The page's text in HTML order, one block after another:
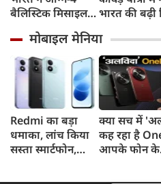
बैलिस्टिक मिसाइल
किया, 4,000 KM
तक मारक क्षमता
भारत की बढ़ी
कई स्टेशनों
तक बढ़ी
संख्या
मोबाइल मेनिया
Redmi का बड़ा
धमाका, लांच किया
सस्ता स्मार्टफोन,
क्या सच में
कह रहा है
आपके फोन के